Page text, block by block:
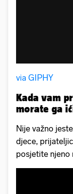
via GIPHY
Kada vam
morate ga
Nije važno
djece,
posjetite njeno